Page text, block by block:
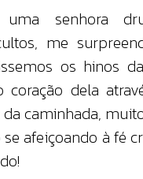
uma senhora
me
os hinos
coração dela
caminhada,
afeiçoando à fé